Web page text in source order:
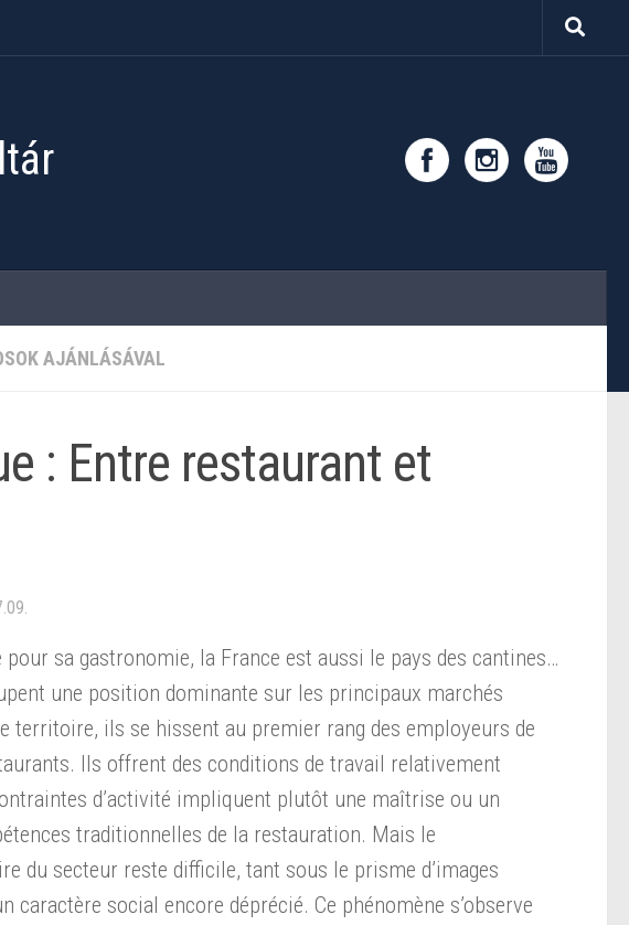
AJÁNLÁSÁVAL
: Entre restaurant et
sa gastronomie, la France est aussi le pays des cantines…
une position dominante sur les principaux marchés
territoire, ils se hissent au premier rang des employeurs de
Ils offrent des conditions de travail relativement
d’activité impliquent plutôt une maîtrise ou un
traditionnelles de la restauration. Mais le
du secteur reste difficile, tant sous le prisme d’images
caractère social encore déprécié. Ce phénomène s’observe